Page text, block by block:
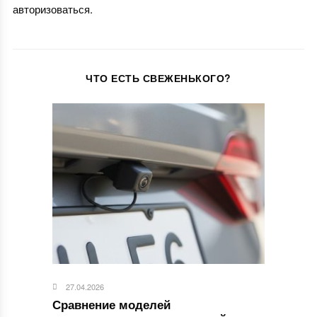
авторизоваться.
ЧТО ЕСТЬ СВЕЖЕНЬКОГО?
27.04.2026
Сравнение моделей